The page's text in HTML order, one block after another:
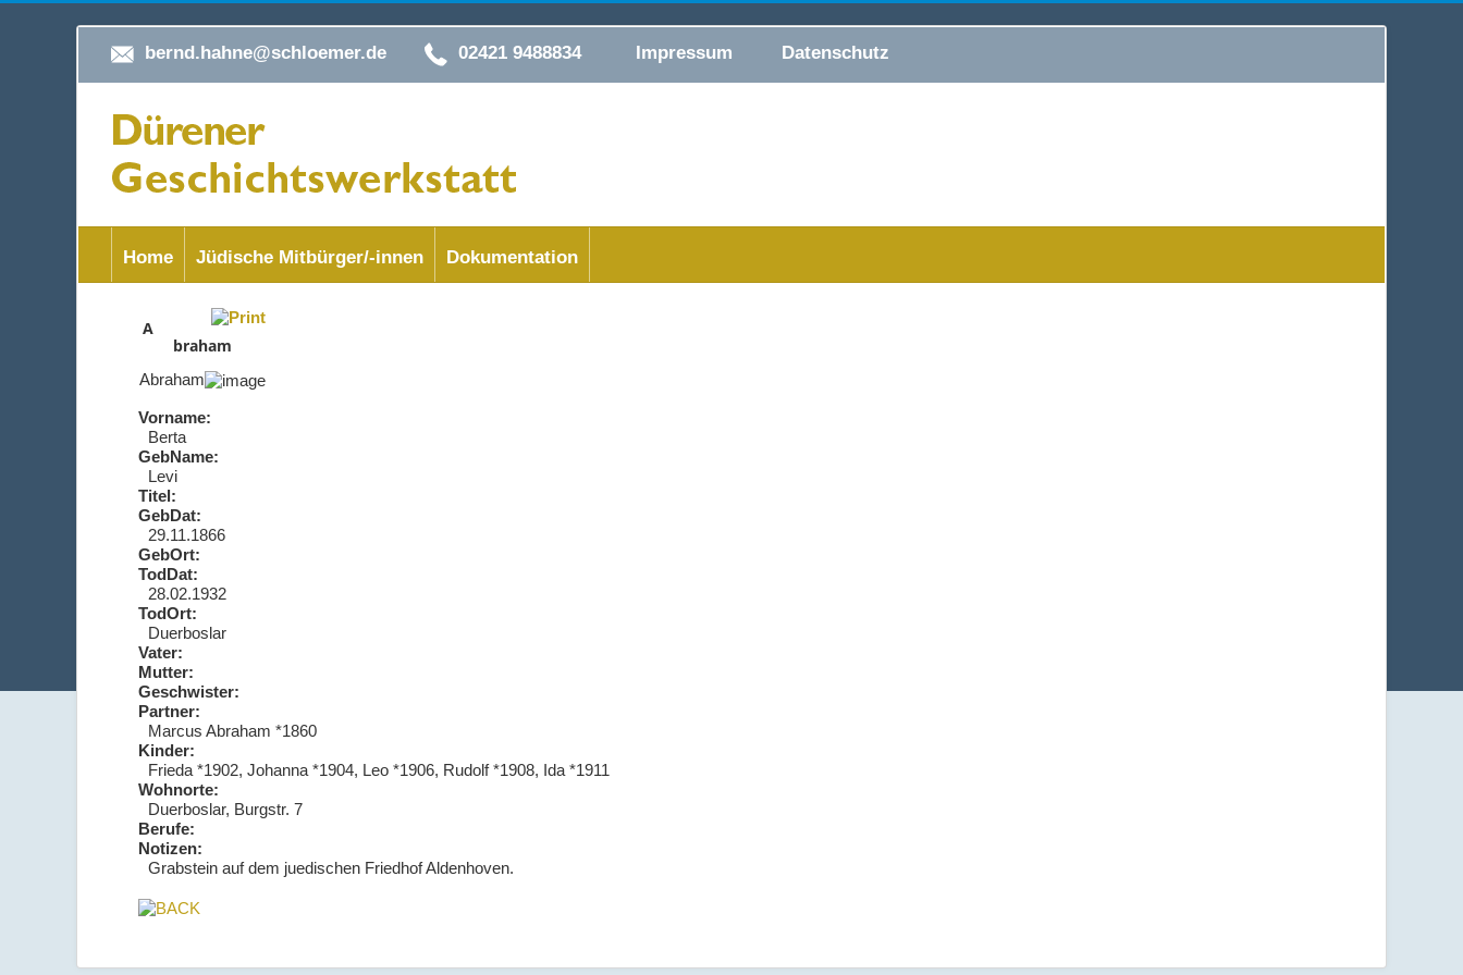
bernd.hahne@schloemer.de 02421 9488834 Impressum Datenschutz
Home Jüdische Mitbürger/-innen Dokumentation
A
braham
Abraham
Vorname:
Berta
GebName:
Levi
Titel:
GebDat:
29.11.1866
GebOrt:
TodDat:
28.02.1932
TodOrt:
Duerboslar
Vater:
Mutter:
Geschwister:
Partner:
Marcus Abraham *1860
Kinder:
Frieda *1902, Johanna *1904, Leo *1906, Rudolf *1908, Ida *1911
Wohnorte:
Duerboslar, Burgstr. 7
Berufe:
Notizen:
Grabstein auf dem juedischen Friedhof Aldenhoven.